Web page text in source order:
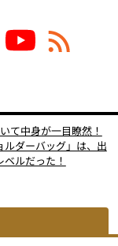
て中身が一目瞭然！
ダーバッグ」は、出
ルだった！